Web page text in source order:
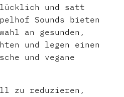
und satt
Sounds bieten
an gesunden,
und legen einen
und vegane
zu reduzieren,